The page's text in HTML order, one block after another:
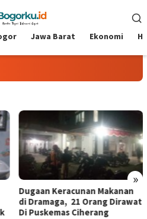
Jawa Barat Ekonomi
»
‎Dugaan Keracunan Makanan
di Dramaga, 21 Orang Dirawat
Di Puskemas Ciherang ‎